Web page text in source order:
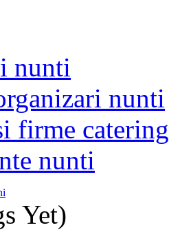
nunti
nunti
firme catering
nunti
Yet)